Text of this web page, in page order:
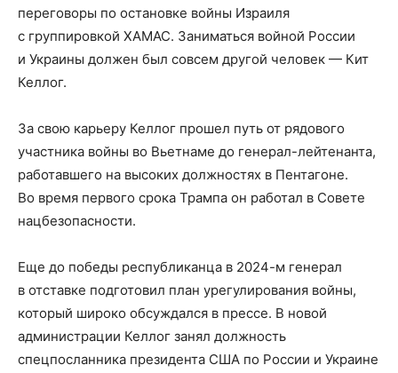
переговоры по остановке войны Израиля
с группировкой ХАМАС. Заниматься войной России
и Украины должен был совсем другой человек — Кит
Келлог.
За свою карьеру Келлог прошел путь от рядового
участника войны во Вьетнаме до генерал-лейтенанта,
работавшего на высоких должностях в Пентагоне.
Во время первого срока Трампа он работал в Совете
нацбезопасности.
Еще до победы республиканца в 2024-м генерал
в отставке подготовил план урегулирования войны,
который широко обсуждался в прессе. В новой
администрации Келлог занял должность
спецпосланника президента США по России и Украине